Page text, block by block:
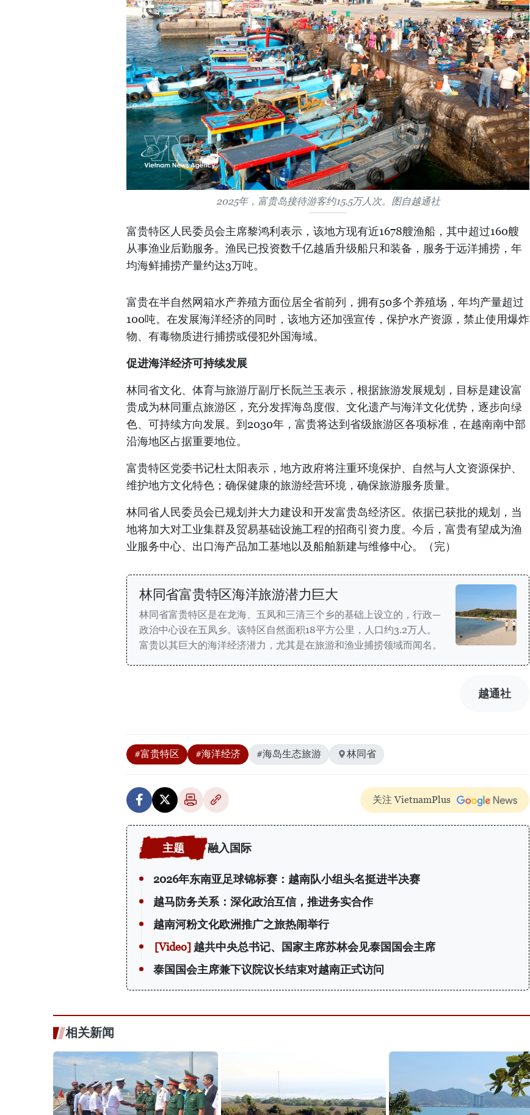
2025年，富贵岛接待游客约15.5万人次。图自越通社
富贵特区人民委员会主席黎鸿利表示，该地方现有近1678艘渔船，其中超过160艘
从事渔业后勤服务。渔民已投资数千亿越盾升级船只和装备，服务于远洋捕捞，年
均海鲜捕捞产量约达3万吨。
富贵在半自然网箱水产养殖方面位居全省前列，拥有50多个养殖场，年均产量超过
100吨。在发展海洋经济的同时，该地方还加强宣传，保护水产资源，禁止使用爆炸
物、有毒物质进行捕捞或侵犯外国海域。
促进海洋经济可持续发展
林同省文化、体育与旅游厅副厅长阮兰玉表示，根据旅游发展规划，目标是建设富
贵成为林同重点旅游区，充分发挥海岛度假、文化遗产与海洋文化优势，逐步向绿
色、可持续方向发展。到2030年，富贵将达到省级旅游区各项标准，在越南南中部
沿海地区占据重要地位。
富贵特区党委书记杜太阳表示，地方政府将注重环境保护、自然与人文资源保护、
维护地方文化特色；确保健康的旅游经营环境，确保旅游服务质量。
林同省人民委员会已规划并大力建设和开发富贵岛经济区。依据已获批的规划，当
地将加大对工业集群及贸易基础设施工程的招商引资力度。今后，富贵有望成为渔
业服务中心、出口海产品加工基地以及船舶新建与维修中心。（完）
林同省富贵特区海洋旅游潜力巨大
林同省富贵特区是在龙海、五凤和三清三个乡的基础上设立的，行政—
政治中心设在五凤乡。该特区自然面积18平方公里，人口约3.2万人。
富贵以其巨大的海洋经济潜力，尤其是在旅游和渔业捕捞领域而闻名。
越通社
#富贵特区 #海洋经济 #海岛生态旅游 林同省
关注 VietnamPlus
融入国际
2026年东南亚足球锦标赛：越南队小组头名挺进半决赛
越马防务关系：深化政治互信，推进务实合作
越南河粉文化欧洲推广之旅热闹举行
越共中央总书记、国家主席苏林会见泰国国会主席
泰国国会主席兼下议院议长结束对越南正式访问
相关新闻